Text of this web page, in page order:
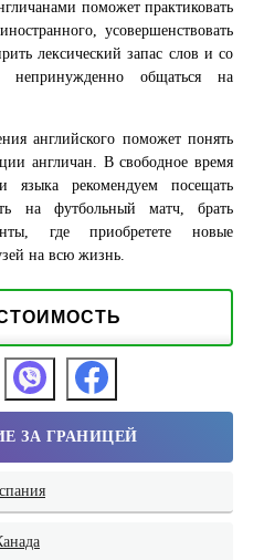
поможет практиковать
усовершенствовать
лексический запас слов и со
общаться на
английского поможет понять
англичан. В свободное время
языка рекомендуем посещать
на футбольный матч, брать
где приобретете новые
на всю жизнь.
ЗА ГРАНИЦЕЙ